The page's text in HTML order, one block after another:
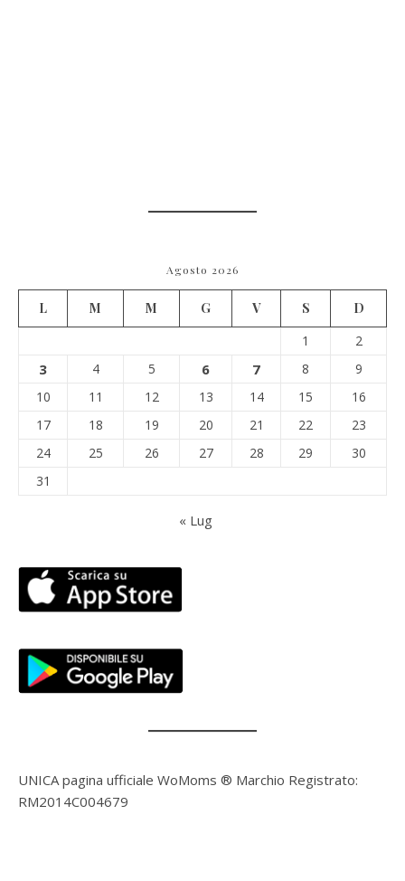
Agosto 2026
L M M G V S
D
1
2
3 4 5 6 7 8
9
10
11 12 13 14 15
16
17
18 19 20 21 22
23
24
25 26 27 28 29
30
31
« Lug
UNICA pagina ufficiale WoMoms ® Marchio Registrato:
RM2014C004679